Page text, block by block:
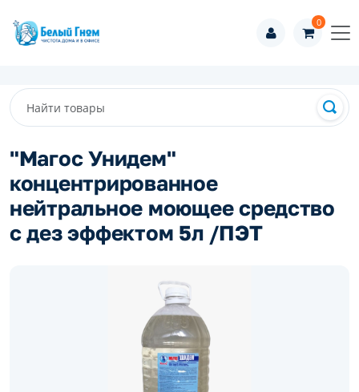
0
"Магос Унидем"
концентрированное
нейтральное моющее средство
с дез эффектом 5л /ПЭТ